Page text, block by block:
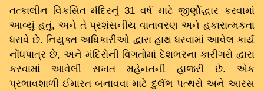
તત્કાલીન વિકસિત મંદિરનું 31 વર્ષ માટે જીર્ણોદ્ધાર કરવામાં
આવ્યું હતું, અને તે પ્રશંસનીય વાતાવરણ અને હકારાત્મકતા
ધરાવે છે. નિયુક્ત અધિકારીઓ દ્વારા હાથ ધરવામાં આવેલ કાર્ય
નોંધપાત્ર છે, અને મંદિરોની વિગતોમાં દેશભરના કારીગરો દ્વારા
કરવામાં આવેલી સખત મહેનતની હાજરી છે. એક
પ્રભાવશાળી ઈમારત બનાવવા માટે દુર્લભ પત્થરો અને આરસ